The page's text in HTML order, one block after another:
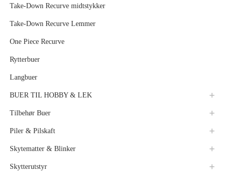
Take-Down Recurve midtstykker
Take-Down Recurve Lemmer
One Piece Recurve
Rytterbuer
Langbuer
BUER TIL HOBBY & LEK
Tilbehør Buer
Piler & Pilskaft
Skytematter & Blinker
Skytterutstyr